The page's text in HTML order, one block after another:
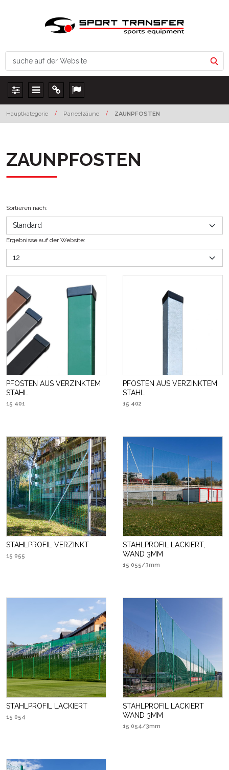
Panel Menu Info Lang
Hauptkategorie / Paneelzäune / ZAUNPFOSTEN
ZAUNPFOSTEN
Sortieren nach:
Ergebnisse auf der Website:
PFOSTEN AUS VERZINKTEM
STAHL
15 401
PFOSTEN AUS VERZINKTEM
STAHL
15 402
STAHLPROFIL VERZINKT
15 055
STAHLPROFIL LACKIERT,
WAND 3MM
15 055/3mm
STAHLPROFIL LACKIERT
15 054
STAHLPROFIL LACKIERT
WAND 3MM
15 054/3mm